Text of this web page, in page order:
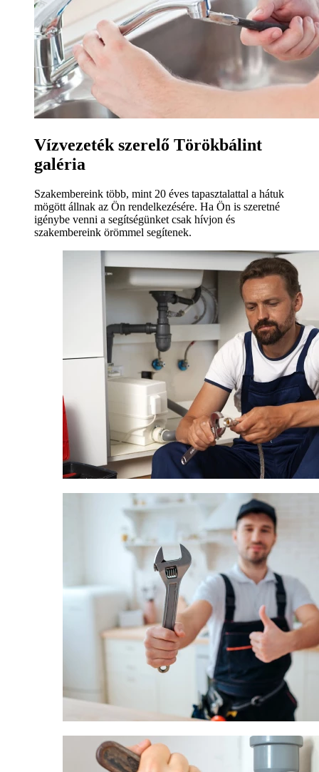
Vízvezeték szerelő Törökbálint
galéria
Szakembereink több, mint 20 éves tapasztalattal a hátuk
mögött állnak az Ön rendelkezésére. Ha Ön is szeretné
igénybe venni a segítségünket csak hívjon és
szakembereink örömmel segítenek.